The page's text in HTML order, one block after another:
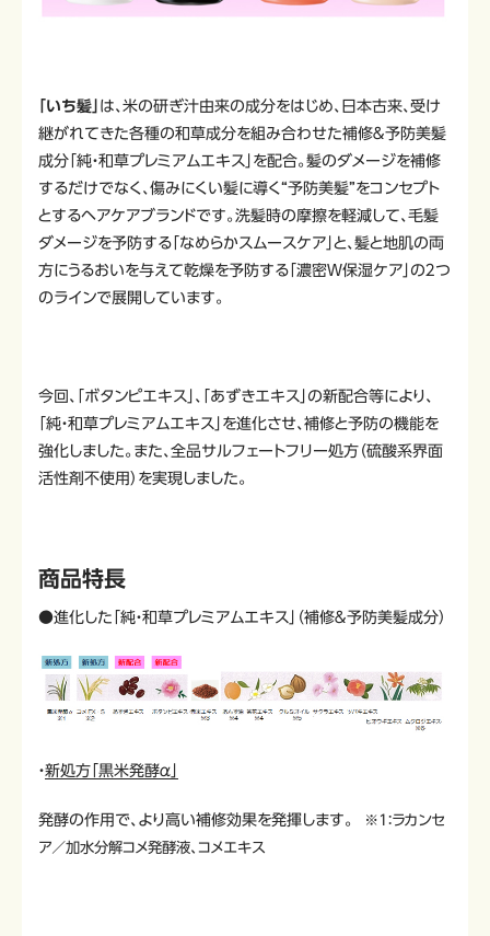
「いち髪」 は、米の研ぎ汁由来の成分をはじめ、日本古来、受け
継がれてきた各種の和草成分を組み合わせた補修＆予防美髪
成分「純・和草プレミアムエキス」を配合。髪のダメージを補修
するだけでなく、傷みにくい髪に導く“予防美髪”をコンセプト
とするヘアケアブランドです。洗髪時の摩擦を軽減して、毛髪
ダメージを予防する「なめらかスムースケア」と、髪と地肌の両
方にうるおいを与えて乾燥を予防する「濃密Ｗ保湿ケア」の２つ
のラインで展開しています。
今回、「ボタンピエキス」、「あずきエキス」の新配合等により、
「純・和草プレミアムエキス」を進化させ、補修と予防の機能を
強化しました。また、全品サルフェートフリー処方（硫酸系界面
活性剤不使用）を実現しました。
商品特長
●進化した「純・和草プレミアムエキス」（補修＆予防美髪成分）
・新処方「黒米発酵α」
発酵の作用で、より高い補修効果を発揮します。
※1：ラカンセ
ア／加水分解コメ発酵液、コメエキス